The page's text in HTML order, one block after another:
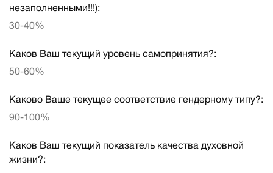
незаполненными!!!):
30-40%
Каков Ваш текущий уровень самопринятия?:
50-60%
Каково Ваше текущее соответствие гендерному типу?:
90-100%
Каков Ваш текущий показатель качества духовной
жизни?: